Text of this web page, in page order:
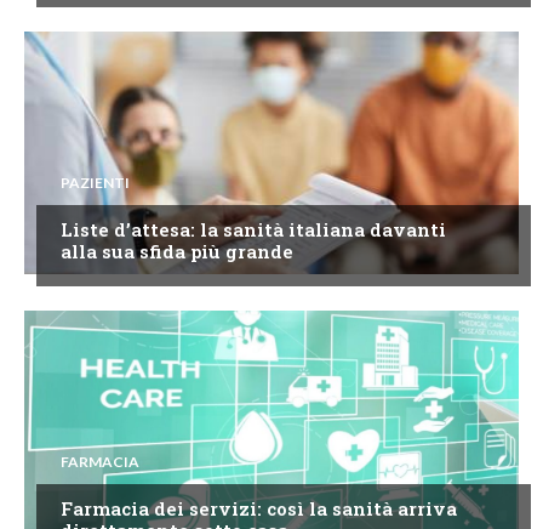
PAZIENTI
Liste d’attesa: la sanità italiana davanti
alla sua sfida più grande
FARMACIA
Farmacia dei servizi: così la sanità arriva